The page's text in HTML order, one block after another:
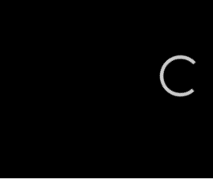
Le café Aux Trois Rois, le plus
datant de 1722, revit
Philippe Debroe, expert du
À l’époque, le lieu, transformé en